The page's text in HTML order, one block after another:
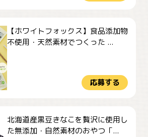
【ホワイトフォックス】食品添加物
不使用・天然素材でつくった ...
応募する
北海道産黒豆きなこを贅沢に使用し
た無添加・自然素材のおやつ「...